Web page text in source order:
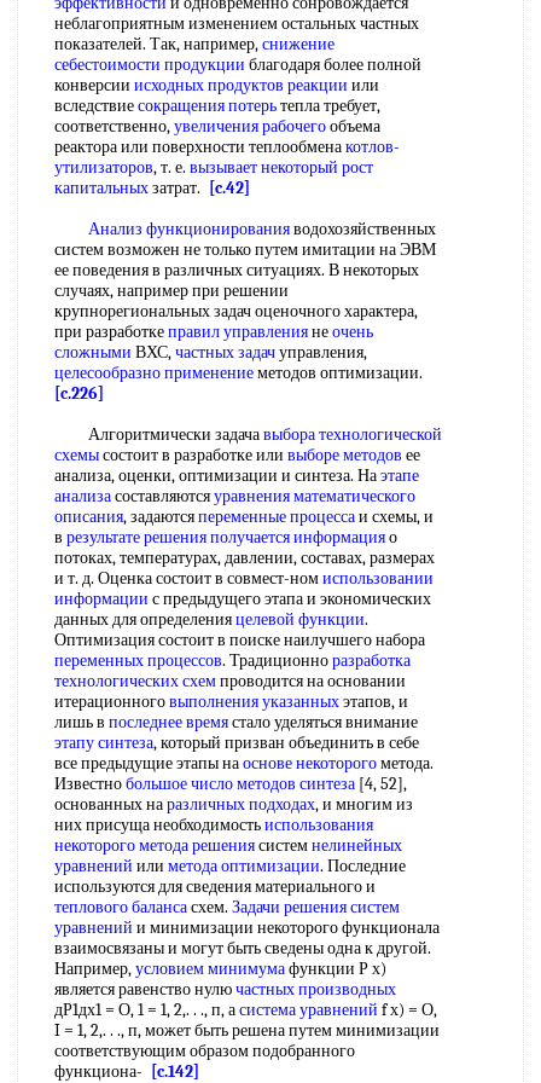
неблагоприятным изменением остальных частных
показателей. Так, например,снижение
себестоимости продукции благодаря более полной
конверсии исходных продуктов реакции или
вследствиесокращения потерьтепла требует,
соответственно,увеличения рабочегообъема
реактора или поверхности теплообменакотлов-
утилизаторов, т. е. вызывает некоторый рост
капитальныхзатрат.
[c.42]
Анализ функционированияводохозяйственных
систем возможен не только путем имитации на ЭВМ
ее поведения в различных ситуациях. В некоторых
случаях, например при решении
крупнорегиональных задач оценочного характера,
при разработкеправил управлениянеочень
сложными ВХС,частных задачуправления,
целесообразно применениеметодов оптимизации.
[c.226]
Алгоритмически задачавыбора технологической
схемысостоит в разработке или выборе методов ее
анализа, оценки, оптимизации и синтеза. Наэтапе
анализасоставляютсяуравнения математического
описания, задаютсяпеременные процессаи схемы, и
в результате решенияполучается информацияо
потоках, температурах, давлении, составах, размерах
и т. д. Оценка состоит в совмест-номиспользовании
информации с предыдущего этапа и экономических
данных для определенияцелевой функции.
Оптимизация состоит в поиске наилучшего набора
переменных процессов. Традиционноразработка
технологических схемпроводится на основании
итерационноговыполнения указанныхэтапов, и
лишь в последнее времястало уделяться внимание
этапу синтеза, который призван объединить в себе
все предыдущие этапы наоснове некоторогометода.
Известнобольшое числометодов синтеза [4, 52],
основанных наразличных подходах, и многим из
них присуща необходимостьиспользования
некоторогометода решениясистемнелинейных
уравнений или метода оптимизации. Последние
используются для сведения материального и
теплового балансасхем. Задачи решениясистем
уравнений и минимизации некоторого функционала
взаимосвязаны и могут быть сведены одна к другой.
Например,условием минимумафункции Р х)
является равенство нулючастных производных
дР1дх1 = О, 1 = 1, 2,. . ., п, асистема уравнений f х) = О,
I = 1, 2,. . ., п, может быть решена путем минимизации
соответствующим образом подобранного
функциона-
[c.142]